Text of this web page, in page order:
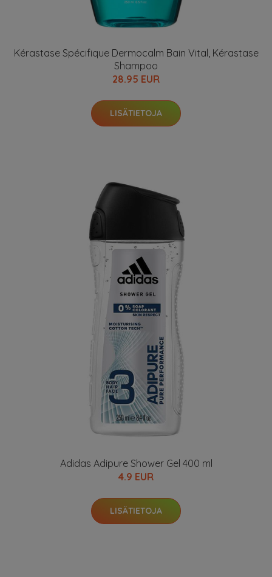
Kérastase Spécifique Dermocalm Bain Vital, Kérastase
Shampoo
28.95 EUR
LISÄTIETOJA
Adidas Adipure Shower Gel 400 ml
4.9 EUR
LISÄTIETOJA